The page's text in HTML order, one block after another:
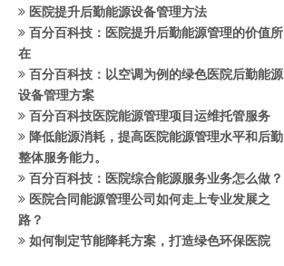
医院提升后勤能源设备管理方法
百分百科技：医院提升后勤能源管理的价值所
在
百分百科技：以空调为例的绿色医院后勤能源
设备管理方案
百分百科技医院能源管理项目运维托管服务
降低能源消耗，提高医院能源管理水平和后勤
整体服务能力。
百分百科技：医院综合能源服务业务怎么做？
医院合同能源管理公司如何走上专业发展之
路？
如何制定节能降耗方案，打造绿色环保医院